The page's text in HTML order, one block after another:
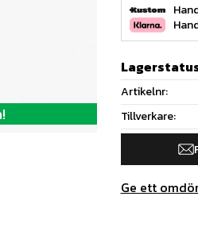
Artikelnr
Tillverkare
Ge ett